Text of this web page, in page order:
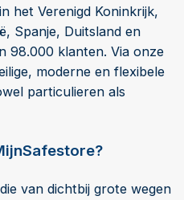
het Verenigd Koninkrijk,
Spanje, Duitsland en
98.000 klanten. Via onze
moderne en flexibele
particulieren als
van dichtbij grote wegen